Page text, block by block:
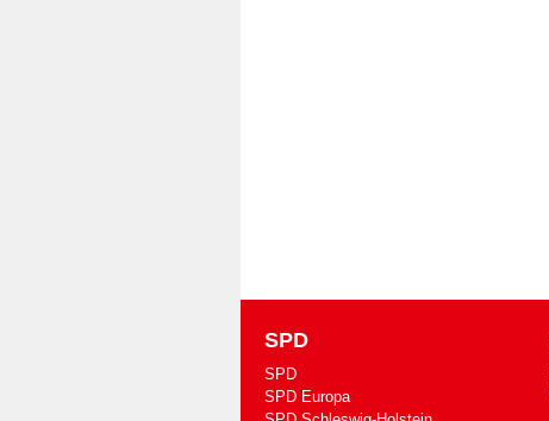
SPD
SPD
SPD Europa